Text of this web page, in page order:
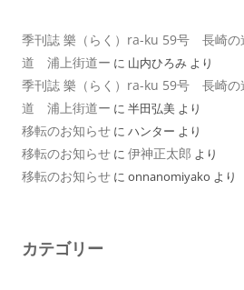
季刊誌 樂（らく）ra-ku 59号 長崎
道 浦上街道ー に 山内ひろみ より
季刊誌 樂（らく）ra-ku 59号 長崎
道 浦上街道ー に 半田弘美 より
移転のお知らせ に ハンター より
移転のお知らせ に 伊神正太郎 より
移転のお知らせ に onnanomiyako より
カテゴリー